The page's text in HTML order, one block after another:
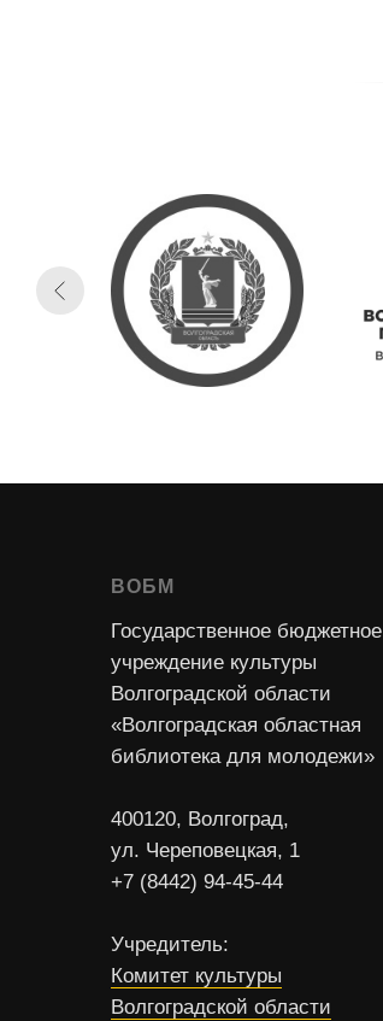
ВОБМ
Государственное бюджетное
учреждение культуры
Волгоградской области
«Волгоградская областная
библиотека для молодежи»
400120, Волгоград,
ул. Череповецкая, 1
+7 (8442) 94-45-44
Учредитель:
Комитет культуры
Волгоградской области